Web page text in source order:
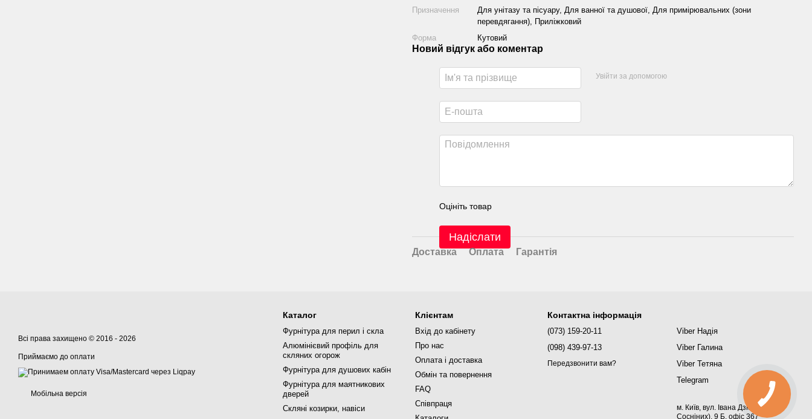
Призначення
Для унітазу та пісуару, Для ванної та душової, Для примірювальних (зони
перевдягання), Приліжковий
Форма
Кутовий
Новий відгук або коментар
Увійти за допомогою
Оцініть товар
Надіслати
Доставка Оплата Гарантія
Всі права захищено © 2016 - 2026
Приймаємо до оплати
Мобільна версія
Каталог
Фурнітура для перил і скла
Алюмінієвий профіль для
скляних огорож
Фурнітура для душових кабін
Фурнітура для маятникових
дверей
Скляні козирки, навіси
Клієнтам
Вхід до кабінету
Про нас
Оплата і доставка
Обмін та повернення
FAQ
Співпраця
Контактна інформація
(073) 159-20-11
(098) 439-97-13
Передзвонити вам?
Viber Надія
Viber Галина
Viber Тетяна
Telegram
м. Київ, вул. Івана Дзюби (Сім'ї
Сосніних), 9 Б, офіс 367